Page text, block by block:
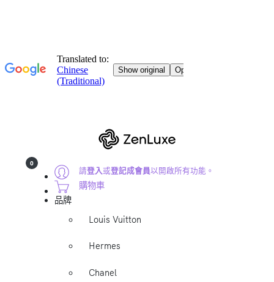
請登入或登記成會員以開啟所有功能。
0
購物車
品牌
Louis Vuitton
Hermes
Chanel